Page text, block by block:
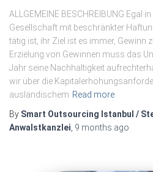
ALLGEMEINE BESCHREIBUNG Egal
Gesellschaft mit beschränkter
tätig ist, ihr Ziel ist es immer, Gewinn
Erzielung von Gewinnen muss das
Jahr seine Nachhaltigkeit
wir über die
ausländischem Read more
By Smart Outsourcing Istanbul /
Anwalstkanzlei, 9 months ago